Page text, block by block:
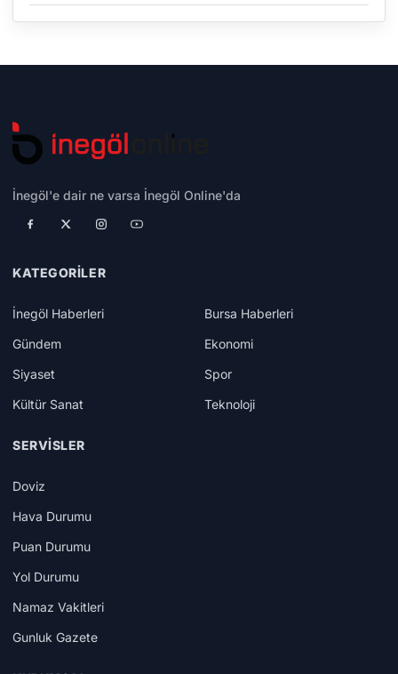
İnegöl'e dair ne varsa İnegöl Online'da
KATEGORILER
İnegöl Haberleri
Bursa Haberleri
Gündem
Ekonomi
Siyaset
Spor
Kültür Sanat
Teknoloji
SERVISLER
Doviz
Hava Durumu
Puan Durumu
Yol Durumu
Namaz Vakitleri
Gunluk Gazete